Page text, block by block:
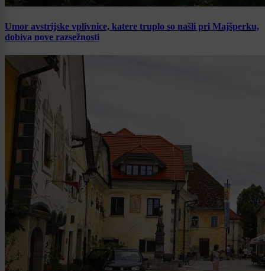
Umor avstrijske vplivnice, katere truplo so našli pri Majšperku,
dobiva nove razsežnosti